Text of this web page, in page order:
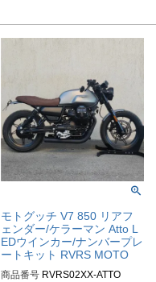
モトグッチ V7 850 リアフ
ェンダー/ケラーマン Atto L
EDウインカー/ナンバープレ
ートキット RVRS MOTO
商品番号 RVRS02XX-ATTO